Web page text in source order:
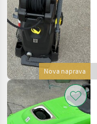
Nova naprava